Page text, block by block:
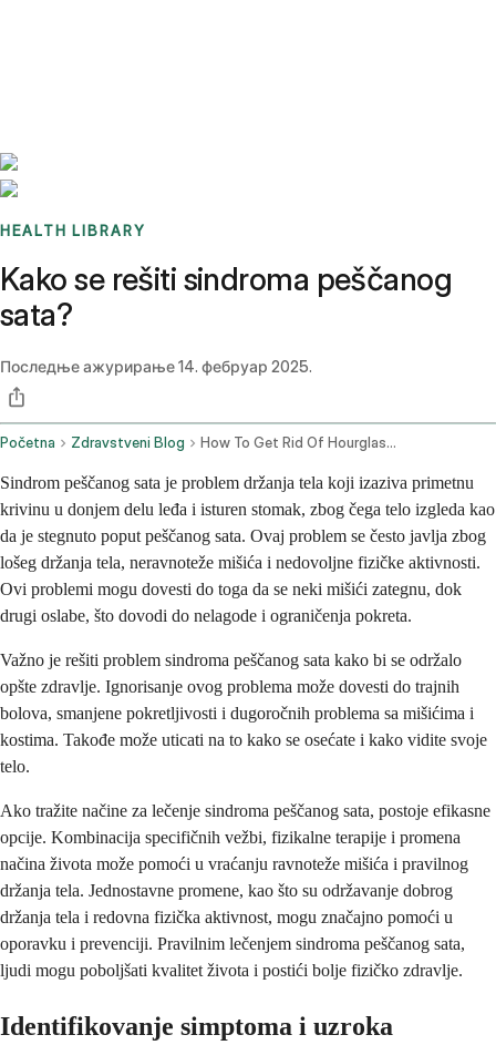
HEALTH LIBRARY
Kako se rešiti sindroma peščanog
sata?
Последње ажурирање14. фебруар 2025.
Početna Zdravstveni Blog How To Get Rid Of Hourglass Syndrome
Sindrom peščanog sata je problem držanja tela koji izaziva primetnu
krivinu u donjem delu leđa i isturen stomak, zbog čega telo izgleda kao
da je stegnuto poput peščanog sata. Ovaj problem se često javlja zbog
lošeg držanja tela, neravnoteže mišića i nedovoljne fizičke aktivnosti.
Ovi problemi mogu dovesti do toga da se neki mišići zategnu, dok
drugi oslabe, što dovodi do nelagode i ograničenja pokreta.
Važno je rešiti problem sindroma peščanog sata kako bi se održalo
opšte zdravlje. Ignorisanje ovog problema može dovesti do trajnih
bolova, smanjene pokretljivosti i dugoročnih problema sa mišićima i
kostima. Takođe može uticati na to kako se osećate i kako vidite svoje
telo.
Ako tražite načine za lečenje sindroma peščanog sata, postoje efikasne
opcije. Kombinacija specifičnih vežbi, fizikalne terapije i promena
načina života može pomoći u vraćanju ravnoteže mišića i pravilnog
držanja tela. Jednostavne promene, kao što su održavanje dobrog
držanja tela i redovna fizička aktivnost, mogu značajno pomoći u
oporavku i prevenciji. Pravilnim lečenjem sindroma peščanog sata,
ljudi mogu poboljšati kvalitet života i postići bolje fizičko zdravlje.
Identifikovanje simptoma i uzroka